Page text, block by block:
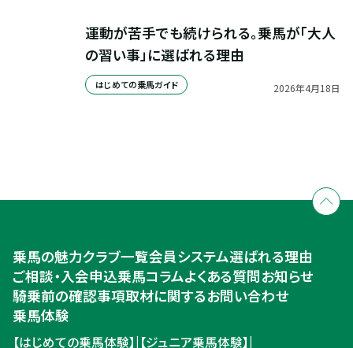
運動が苦手でも続けられる。乗馬が「大人
の習い事」に選ばれる理由
はじめての乗馬ガイド 2026年4月18日
入会のご相談・申込
ご相談・入会申込
乗馬の魅力クラブ一覧会員システム選ばれる理由
ご相談・入会申込乗馬コラムよくある質問お知らせ
騎乗前の確認事項取材に関するお問い合わせ
乗馬体験
【はじめての乗馬体験】| 【ジュニア乗馬体験】|